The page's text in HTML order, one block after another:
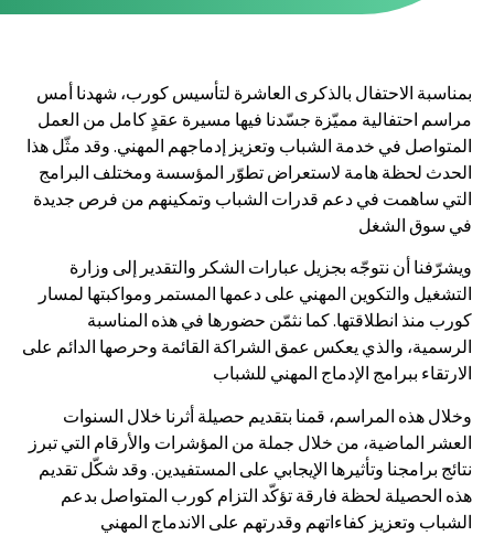
بمناسبة الاحتفال بالذكرى العاشرة لتأسيس كورب، شهدنا أمس
مراسم احتفالية مميّزة جسّدنا فيها مسيرة عقدٍ كامل من العمل
المتواصل في خدمة الشباب وتعزيز إدماجهم المهني. وقد مثّل هذا
الحدث لحظة هامة لاستعراض تطوّر المؤسسة ومختلف البرامج
التي ساهمت في دعم قدرات الشباب وتمكينهم من فرص جديدة
في سوق الشغل
ويشرّفنا أن نتوجّه بجزيل عبارات الشكر والتقدير إلى وزارة
التشغيل والتكوين المهني على دعمها المستمر ومواكبتها لمسار
كورب منذ انطلاقتها. كما نثمّن حضورها في هذه المناسبة
الرسمية، والذي يعكس عمق الشراكة القائمة وحرصها الدائم على
الارتقاء ببرامج الإدماج المهني للشباب
وخلال هذه المراسم، قمنا بتقديم حصيلة أثرنا خلال السنوات
العشر الماضية، من خلال جملة من المؤشرات والأرقام التي تبرز
نتائج برامجنا وتأثيرها الإيجابي على المستفيدين. وقد شكّل تقديم
هذه الحصيلة لحظة فارقة تؤكّد التزام كورب المتواصل بدعم
الشباب وتعزيز كفاءاتهم وقدرتهم على الاندماج المهني